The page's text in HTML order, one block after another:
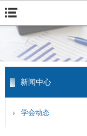
新闻中心
学会动态